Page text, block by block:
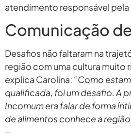
atendimento responsável pela
Comunicação
Desafios não faltaram na
região com uma cultura muito
explica Carolina: “Como
qualificada, foi um desafio. A
Incomum era falar de forma
de alimentos conhece a